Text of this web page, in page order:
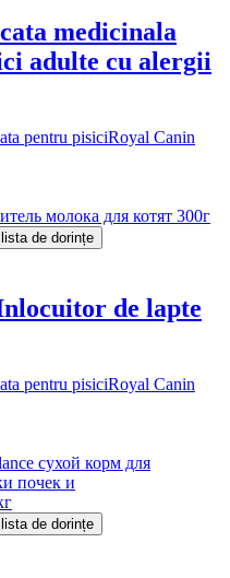
medicinala
adulte cu alergii
pentru pisiciRoyal Canin
de dorințe
de lapte
pentru pisiciRoyal Canin
de dorințe